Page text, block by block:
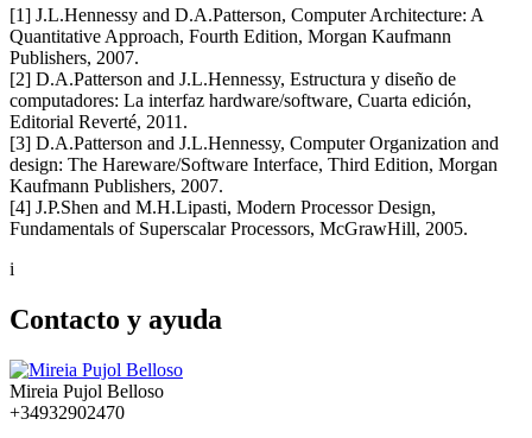
[1] J.L.Hennessy and D.A.Patterson, Computer Architecture: A
Quantitative Approach, Fourth Edition, Morgan Kaufmann
Publishers, 2007.
[2] D.A.Patterson and J.L.Hennessy, Estructura y diseño de
computadores: La interfaz hardware/software, Cuarta edición,
Editorial Reverté, 2011.
[3] D.A.Patterson and J.L.Hennessy, Computer Organization and
design: The Hareware/Software Interface, Third Edition, Morgan
Kaufmann Publishers, 2007.
[4] J.P.Shen and M.H.Lipasti, Modern Processor Design,
Fundamentals of Superscalar Processors, McGrawHill, 2005.
i
Contacto y ayuda
Mireia Pujol Belloso
+34932902470